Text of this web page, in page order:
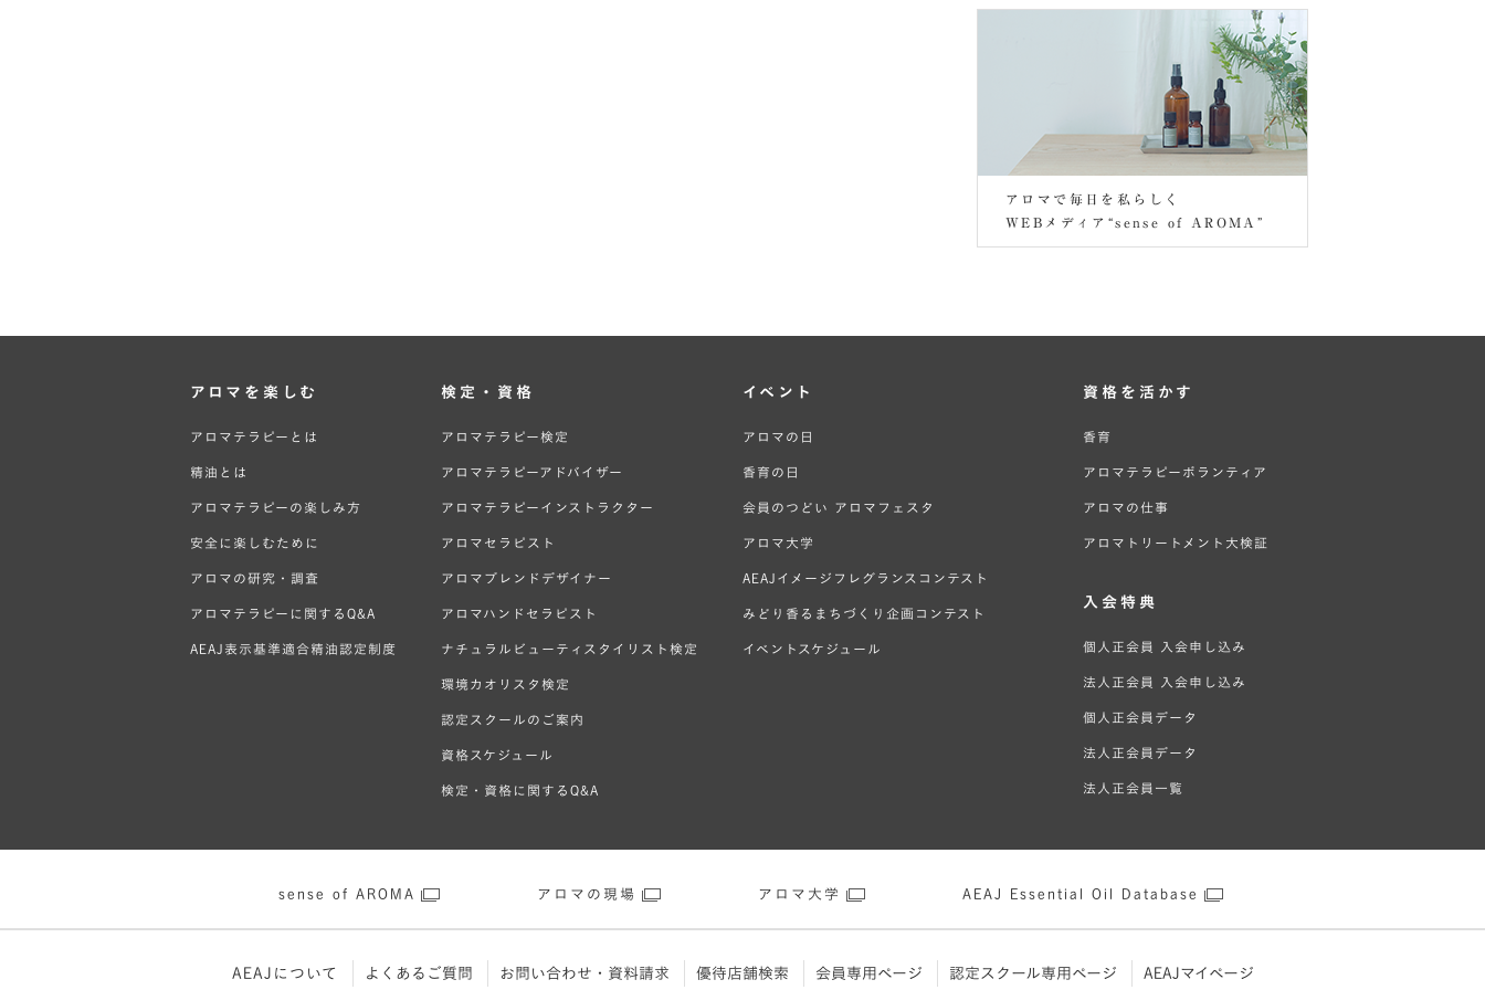
アロマで毎日を私らしく
WEBメディア“sense of AROMA”
アロマを楽しむ
アロマテラピーとは
精油とは
アロマテラピーの楽しみ方
安全に楽しむために
アロマの研究・調査
アロマテラピーに関するQ&A
AEAJ表示基準適合精油認定制度
検定・資格
アロマテラピー検定
アロマテラピーアドバイザー
アロマテラピーインストラクター
アロマセラピスト
アロマブレンドデザイナー
アロマハンドセラピスト
ナチュラルビューティスタイリスト検定
環境カオリスタ検定
認定スクールのご案内
資格スケジュール
検定・資格に関するQ&A
イベント
アロマの日
香育の日
会員のつどい アロマフェスタ
アロマ大学
AEAJイメージフレグランスコンテスト
みどり香るまちづくり企画コンテスト
イベントスケジュール
資格を活かす
香育
アロマテラピーボランティア
アロマの仕事
アロマトリートメント大検証
入会特典
個人正会員 入会申し込み
法人正会員 入会申し込み
個人正会員データ
法人正会員データ
法人正会員一覧
sense of AROMA アロマの現場 アロマ大学 AEAJ Essential Oil Database
AEAJについて よくあるご質問 お問い合わせ・資料請求 優待店舗検索 会員専用ページ 認定スクール専用ページ AEAJマイページ